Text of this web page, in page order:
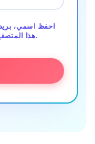
احفظ اسمي،
هذا المتصفح لاستخدامها المرة المقبلة في تعليقي.